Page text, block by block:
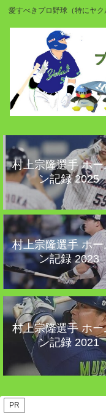
愛すべきプロ野球（特にヤ
村上宗隆選手 ホー
ン記録 2025
村上宗隆選手 ホー
ン記録 2023
村上宗隆選手 ホー
ン記録 2021
PR